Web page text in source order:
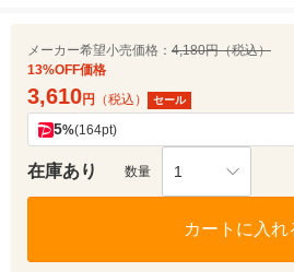
メーカー希望小売価格： 4,180円（税込）
13%OFF価格
3,610円 （税込） セール
5%(164pt)
在庫あり 数量 1
カートに入れ